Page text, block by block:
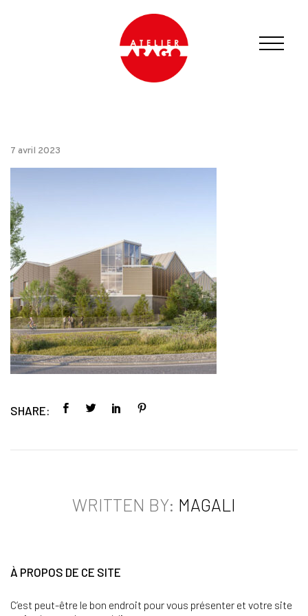
7 avril 2023
SHARE:
WRITTEN BY: MAGALI
À PROPOS DE CE SITE
C’est peut-être le bon endroit pour vous présenter et votre site